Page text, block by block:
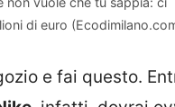
di euro
e fai questo.